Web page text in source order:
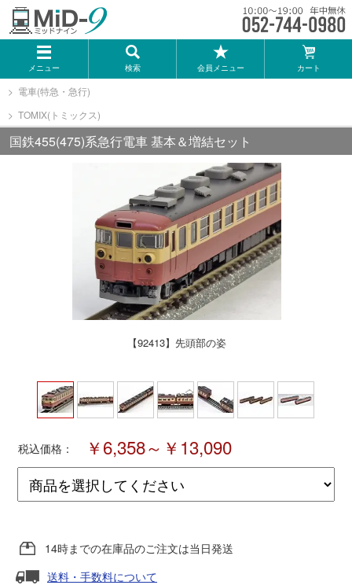
メニュー 検索 会員メニュー カート
メーカー一覧
TOMIX
KATO
マイクロエース
Bトレインショーティー
タカラトミー（プラレール）
ポポンデッタ
さんけい
電車(特急・急行)
TOMIX(トミックス)
国鉄455(475)系急行電車 基本＆増結セット
【92413】先頭部の姿
税込価格： ￥6,358～￥13,090
14時までの在庫品のご注文は当日発送
送料・手数料について